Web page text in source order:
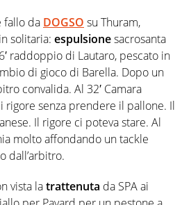
fallo da DOGSO su Thuram,
solitaria: espulsionesacrosanta
raddoppio di Lautaro, pescato in
di gioco di Barella. Dopo un
convalida. Al 32′ Camara
rigore senza prendere il pallone. Il
Il rigore ci poteva stare. Al
molto affondando un tackle
dall’arbitro.
vista latrattenuta da SPA ai